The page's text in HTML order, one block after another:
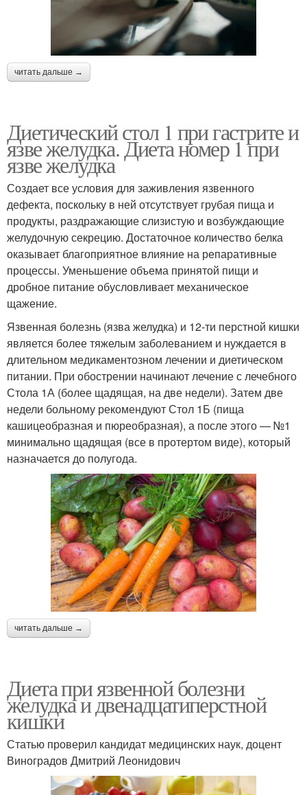
читать дальше →
Диетический стол 1 при гастрите и
язве желудка. Диета номер 1 при
язве желудка
Создает все условия для заживления язвенного
дефекта, поскольку в ней отсутствует грубая пища и
продукты, раздражающие слизистую и возбуждающие
желудочную секрецию. Достаточное количество белка
оказывает благоприятное влияние на репаративные
процессы. Уменьшение объема принятой пищи и
дробное питание обусловливает механическое
щажение.
Язвенная болезнь (язва желудка) и 12-ти перстной кишки
является более тяжелым заболеванием и нуждается в
длительном медикаментозном лечении и диетическом
питании. При обострении начинают лечение с лечебного
Стола 1А (более щадящая, на две недели). Затем две
недели больному рекомендуют Стол 1Б (пища
кашицеобразная и пюреобразная), а после этого — №1
минимально щадящая (все в протертом виде), который
назначается до полугода.
читать дальше →
Диета при язвенной болезни
желудка и двенадцатиперстной
кишки
Статью проверил кандидат медицинских наук, доцент
Виноградов Дмитрий Леонидович